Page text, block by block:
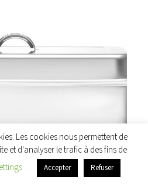
Les cookies nous permettent de
et d'analyser le trafic à des fins de
Accepter Refuser